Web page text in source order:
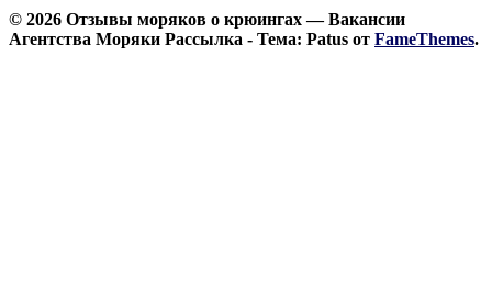
© 2026 Отзывы моряков о крюингах — Вакансии
Агентства Моряки Рассылка - Тема: Patus от FameThemes.